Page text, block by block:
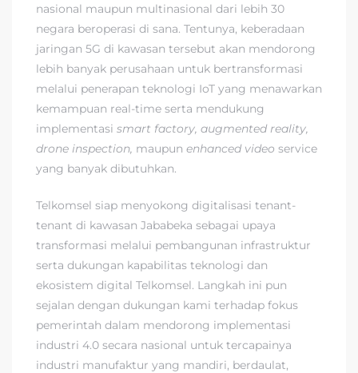
nasional maupun multinasional dari lebih 30
negara beroperasi di sana. Tentunya, keberadaan
jaringan 5G di kawasan tersebut akan mendorong
lebih banyak perusahaan untuk bertransformasi
melalui penerapan teknologi IoT yang menawarkan
kemampuan real-time serta mendukung
implementasi smart factory, augmented reality,
drone inspection, maupun enhanced video service
yang banyak dibutuhkan.
Telkomsel siap menyokong digitalisasi tenant-
tenant di kawasan Jababeka sebagai upaya
transformasi melalui pembangunan infrastruktur
serta dukungan kapabilitas teknologi dan
ekosistem digital Telkomsel. Langkah ini pun
sejalan dengan dukungan kami terhadap fokus
pemerintah dalam mendorong implementasi
industri 4.0 secara nasional untuk tercapainya
industri manufaktur yang mandiri, berdaulat,